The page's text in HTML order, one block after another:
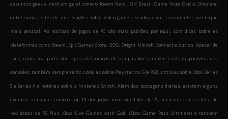
assuntos geek e nerd em geral como o Jovem Nerd, IGN Brasil, Game Vicio, Ovicio, Omelete,
entre outros sites de informações sobre video games. Sendo assim, costuma ter um toque
mais pessoal. As notícias de jogos de PC são mais padrões por aqui, com dicas sobre as
plataformas como Steam, Epic Games Store, GOG, Origin, Ubisoft Connect e outras. Apesar de
tudo, como boa parte dos jogos eletrônicos de computador também estão disponíveis nos
consoles, também sempre terão notícias sobre Playstation 5 (e PS4), notícias sobre Xbox Series
S e Series X e notícias sobre a Nintendo Switch. Além das postagens diárias, existem alguns
eventos semanais como o Top 10 dos jogos mais vendidos de PC, mensais como a lista de
novidades da PS Plus, Xbox Live Games with Gold (Xbox Game Pass Ultimate) e também